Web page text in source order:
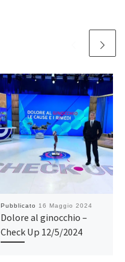
Pubblicato 16 Maggio 2024
Dolore al ginocchio –
Check Up 12/5/2024